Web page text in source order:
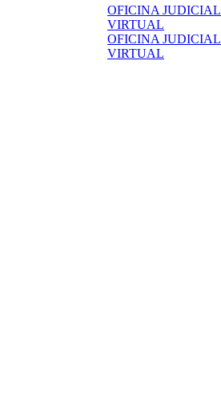
OFICINA JUDICIAL
VIRTUAL
OFICINA JUDICIAL
VIRTUAL